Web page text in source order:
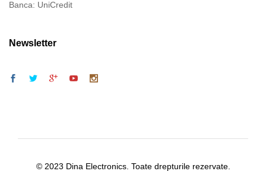
Banca: UniCredit
Newsletter
© 2023 Dina Electronics. Toate drepturile rezervate.